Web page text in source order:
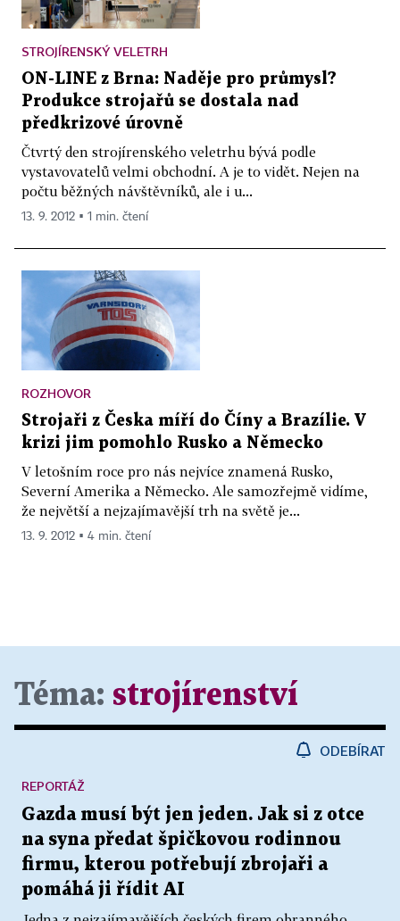
STROJÍRENSKÝ VELETRH
ON-LINE z Brna: Naděje pro průmysl?
Produkce strojařů se dostala nad
předkrizové úrovně
Čtvrtý den strojírenského veletrhu bývá podle
vystavovatelů velmi obchodní. A je to vidět. Nejen na
počtu běžných návštěvníků, ale i u...
13. 9. 2012 ▪ 1 min. čtení
ROZHOVOR
Strojaři z Česka míří do Číny a Brazílie. V
krizi jim pomohlo Rusko a Německo
V letošním roce pro nás nejvíce znamená Rusko,
Severní Amerika a Německo. Ale samozřejmě vidíme,
že největší a nejzajímavější trh na světě je...
13. 9. 2012 ▪ 4 min. čtení
Téma: strojírenství
ODEBÍRAT
Gazda musí být jen jeden. Jak si z otce
na syna předat špičkovou rodinnou
firmu, kterou potřebují zbrojaři a
pomáhá ji řídit AI
REPORTÁŽ